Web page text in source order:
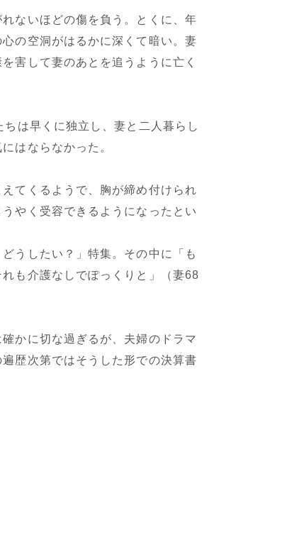
ないほどの傷を負う。とくに、年
の空洞がはるかに深くて暗い。妻
害して妻のあとを追うように亡く
は早くに独立し、妻と二人暮らし
はならなかった。
てくるようで、胸が締め付けられ
やく受容できるようになったとい
うしたい？」特集。その中に「も
も介護なしでぽっくりと」（妻68
かに切な過ぎるが、夫婦のドラマ
歴次第ではそうした形での決算書